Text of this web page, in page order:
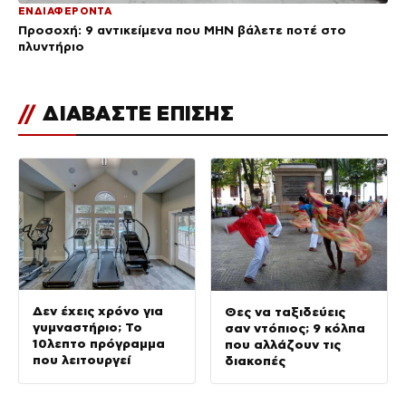
ΕΝΔΙΑΦΕΡΟΝΤΑ
Προσοχή: 9 αντικείμενα που ΜΗΝ βάλετε ποτέ στο
πλυντήριο
// ΔΙΑΒΑΣΤΕ ΕΠΙΣΗΣ
Δεν έχεις χρόνο για
γυμναστήριο; Το
10λεπτο πρόγραμμα
που λειτουργεί
Θες να ταξιδεύεις
σαν ντόπιος; 9 κόλπα
που αλλάζουν τις
διακοπές